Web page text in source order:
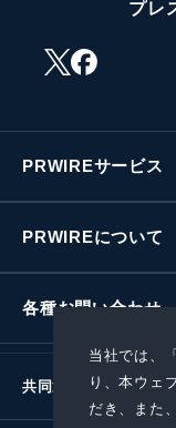
当社では、
り、本ウェ
だき、また
プレ
PRWIREサービス
PRWIREについて
各種お問い合わせ
共同通信社グループ